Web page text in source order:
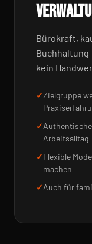
Bürokraft,
Buchhaltung
kein
Zielgruppe
Arbeitsalltag
Flexible
machen
Auch für